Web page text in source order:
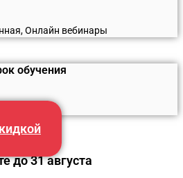
Онлайн вебинары
обучения
до 31 августа